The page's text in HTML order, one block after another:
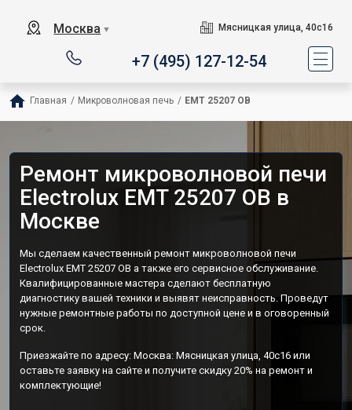
Москва ▼ Мясницкая улица, 40с16
+7 (495) 127-12-54
Главная / Микроволновая печь / EMT 25207 OB
Ремонт микроволновой печи
Electrolux EMT 25207 OB в
Москве
Мы сделаем качественный ремонт микроволновой печи
Electrolux EMT 25207 OB а также его сервисное обслуживание.
Квалифицированные мастера сделают бесплатную
диагностику вашей техники и выявят неисправность. Проведут
нужные ремонтные работы по доступной цене и в оговоренный
срок.
Приезжайте по адресу: Москва: Мясницкая улица, 40с16 или
оставьте заявку на сайте и получите скидку 20% на ремонт и
комплектующие!